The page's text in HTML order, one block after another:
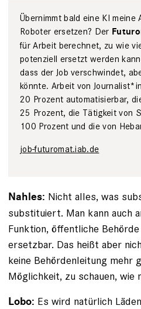
Übernimmt bald eine KI meine
Roboter ersetzen? Der
für ­Arbeit berechnet, zu wie
potenziell ersetzt werden
dass der Job verschwindet,
könnte. Arbeit von
20 Prozent auto­matisierbar,
25 Prozent, die Tätigkeit von
100 Prozent und die von
job-futuromat.iab.de
Nahles: Nicht alles, was
substituiert. Man kann auch
Funktion, öffentliche
ersetzbar. Das heißt aber
keine Behördenleitung mehr
Möglichkeit, zu schauen,
Lobo: Es wird natürlich